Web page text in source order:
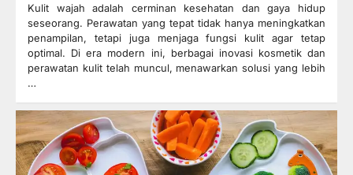
Kulit wajah adalah cerminan kesehatan dan gaya hidup
seseorang. Perawatan yang tepat tidak hanya meningkatkan
penampilan, tetapi juga menjaga fungsi kulit agar tetap
optimal. Di era modern ini, berbagai inovasi kosmetik dan
perawatan kulit telah muncul, menawarkan solusi yang lebih
…